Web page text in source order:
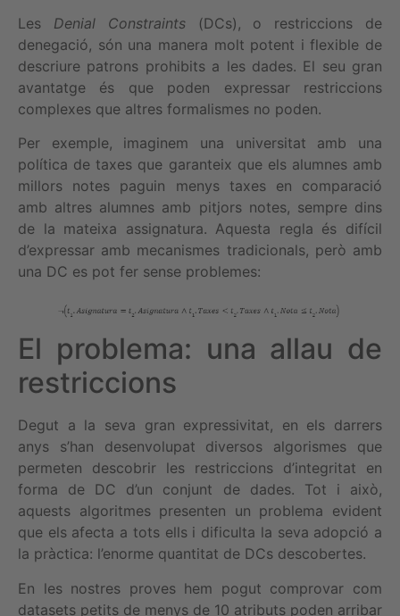
Les Denial Constraints(DCs), o restriccions de
denegació, són una manera molt potent i flexible de
descriure patrons prohibits a les dades. El seu gran
avantatge és que poden expressar restriccions
complexes que altres formalismes no poden.
Per exemple, imaginem una universitat amb una
política de taxes que garanteix que els alumnes amb
millors notes paguin menys taxes en comparació
amb altres alumnes amb pitjors notes, sempre dins
de la mateixa assignatura. Aquesta regla és difícil
d’expressar amb mecanismes tradicionals, però amb
una DC es pot fer sense problemes:
El problema: una allau de
restriccions
Degut a la seva gran expressivitat, en els darrers
anys s’han desenvolupat diversos algorismes que
permeten descobrir les restriccions d’integritat en
forma de DC d’un conjunt de dades. Tot i això,
aquests algoritmes presenten un problema evident
que els afecta a tots ells i dificulta la seva adopció a
la pràctica: l’enorme quantitat de DCs descobertes.
En les nostres proves hem pogut comprovar com
datasets petits de menys de 10 atributs poden arribar